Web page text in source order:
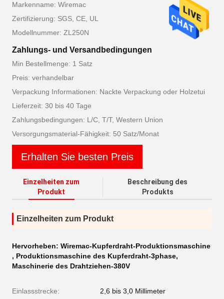
Markenname: Wiremac
Zertifizierung: SGS, CE, UL
Modellnummer: ZL250N
Zahlungs- und Versandbedingungen
Min Bestellmenge: 1 Satz
Preis: verhandelbar
Verpackung Informationen: Nackte Verpackung oder Holzetui
Lieferzeit: 30 bis 40 Tage
Zahlungsbedingungen: L/C, T/T, Western Union
Versorgungsmaterial-Fähigkeit: 50 Satz/Monat
Erhalten Sie besten Preis
Einzelheiten zum
Produkt
Beschreibung des
Produkts
Einzelheiten zum Produkt
Hervorheben: Wiremac-Kupferdraht-Produktionsmaschine
, Produktionsmaschine des Kupferdraht-3phase,
Maschinerie des Drahtziehen-380V
Einlassstrecke: 2,6 bis 3,0 Millimeter